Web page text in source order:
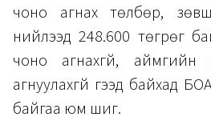
чоно агнах төлбөр,
нийлээд 248.600 төгрөг
чоно агнахгүй, аймгийн
агнуулахгүй гээд байхад
байгаа юм шиг.